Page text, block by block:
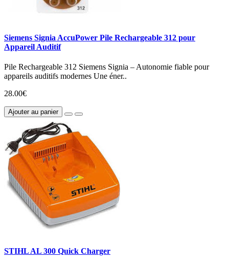
Siemens Signia AccuPower Pile Rechargeable 312 pour
Appareil Auditif
Pile Rechargeable 312 Siemens Signia – Autonomie fiable pour
appareils auditifs modernes Une éner..
28.00€
Ajouter au panier
STIHL AL 300 Quick Charger